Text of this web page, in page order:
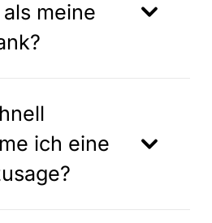
meine
ich eine